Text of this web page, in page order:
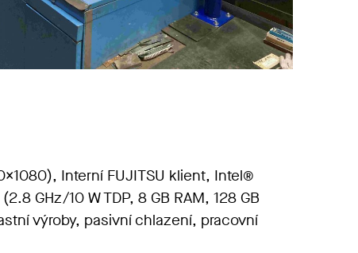
Interní FUJITSU klient, Intel®
GHz/10 W TDP, 8 GB RAM, 128 GB
výroby, pasivní chlazení, pracovní